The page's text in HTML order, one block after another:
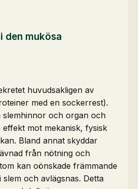
den mukösa
huvudsakligen av
med en sockerrest).
slemhinnor och organ och
effekt mot mekanisk, fysisk
Bland annat skyddar
från nötning och
kan oönskade främmande
och avlägsnas. Detta